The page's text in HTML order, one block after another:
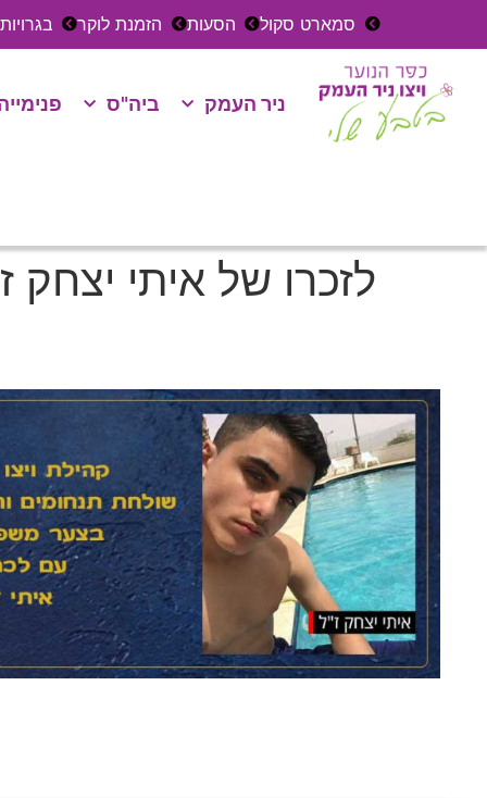
סמארט סקול הסעות הזמנת לוקר בגרויות
ניר העמק ביה"ס
לזכרו של איתי יצחק